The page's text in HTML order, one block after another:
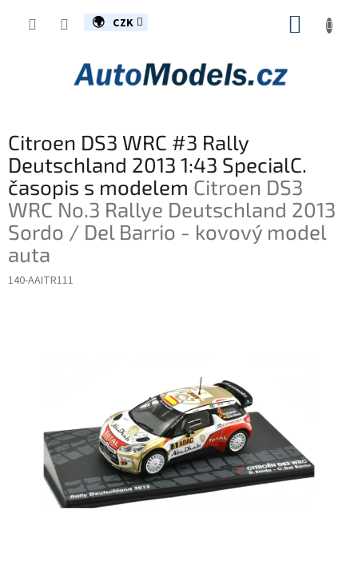
CZK
Citroen DS3 WRC #3 Rally
Deutschland 2013 1:43 SpecialC.
časopis s modelem Citroen DS3
WRC No.3 Rallye Deutschland 2013
Sordo / Del Barrio - kovový model
auta
140-AAITR111